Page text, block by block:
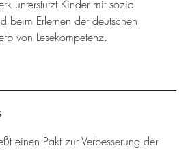
unterstützt Kinder mit sozial
beim Erlernen der deutschen
von Lesekompetenz.
einen Pakt zur Verbesserung der